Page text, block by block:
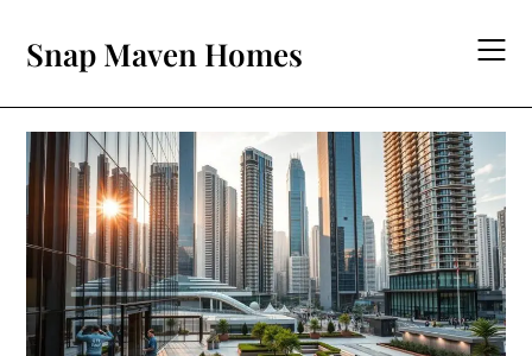
content
Snap Maven Homes